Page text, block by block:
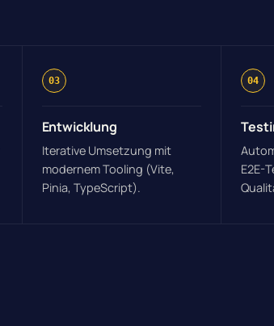
03
Entwicklung
Iterative Umsetzung mit
modernem Tooling (Vite,
Pinia, TypeScript).
04
E2E-